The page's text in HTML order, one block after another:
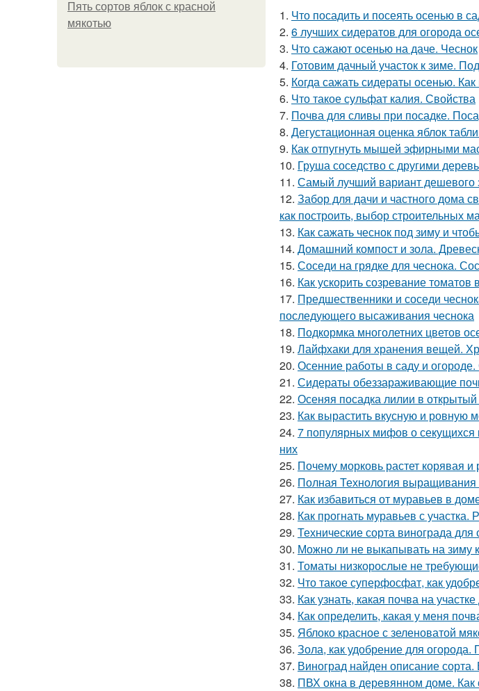
Пять сортов яблок с красной
мякотью
1. Что посадить и посеять осенью в
2. 6 лучших сидератов для огорода
3. Что сажают осенью на даче. Чеснок
4. Готовим дачный участок к зиме.
5. Когда сажать сидераты осенью.
6. Что такое сульфат калия. Свойства
7. Почва для сливы при посадке.
8. Дегустационная оценка яблок
9. Как отпугнуть мышей эфирными
10. Груша соседство с другими
11. Самый лучший вариант дешевого
12. Забор для дачи и частного дома
как построить, выбор строительных
13. Как сажать чеснок под зиму и
14. Домашний компост и зола.
15. Соседи на грядке для чеснока.
16. Как ускорить созревание томатов
17. Предшественники и соседи
последующего высаживания чеснока
18. Подкормка многолетних цветов
19. Лайфхаки для хранения вещей.
20. Осенние работы в саду и
21. Сидераты обеззараживающие
22. Осеняя посадка лилии в
23. Как вырастить вкусную и ровную
24. 7 популярных мифов о секущихся
них
25. Почему морковь растет корявая и
26. Полная Технология
27. Как избавиться от муравьев в
28. Как прогнать муравьев с
29. Технические сорта винограда
30. Можно ли не выкапывать на зиму
31. Томаты низкорослые не
32. Что такое суперфосфат, как
33. Как узнать, какая почва на
34. Как определить, какая у меня
35. Яблоко красное с зеленоватой
36. Зола, как удобрение для огорода.
37. Виноград найден описание
38. ПВХ окна в деревянном доме.